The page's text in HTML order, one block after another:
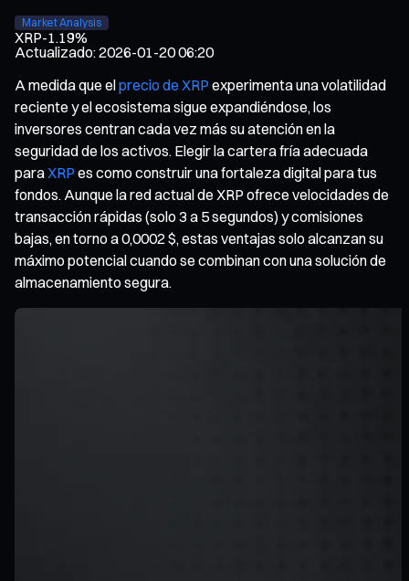
Market Analysis
XRP-1.19%
Actualizado:2026-01-20 06:20
A medida que elprecio de XRP experimenta una volatilidad
reciente y el ecosistema sigue expandiéndose, los
inversores centran cada vez más su atención en la
seguridad de los activos. Elegir la cartera fría adecuada
para XRP es como construir una fortaleza digital para tus
fondos. Aunque la red actual de XRP ofrece velocidades de
transacción rápidas (solo 3 a 5 segundos) y comisiones
bajas, en torno a 0,0002 $, estas ventajas solo alcanzan su
máximo potencial cuando se combinan con una solución de
almacenamiento segura.